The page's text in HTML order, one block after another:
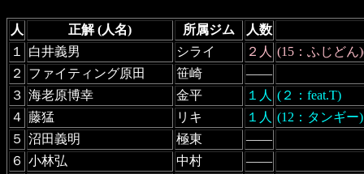
人 正解 (人名) 所属ジム
人数
１
白井義男 シライ ２人 (15：ふじどん
２
ファイティング原田 笹崎
――
３ 海老原博幸 金平 １人 (２：feat.T)
４ 藤猛 リキ １人 (12：タンギー)
５ 沼田義明 極東
――
６ 小林弘 中村
――